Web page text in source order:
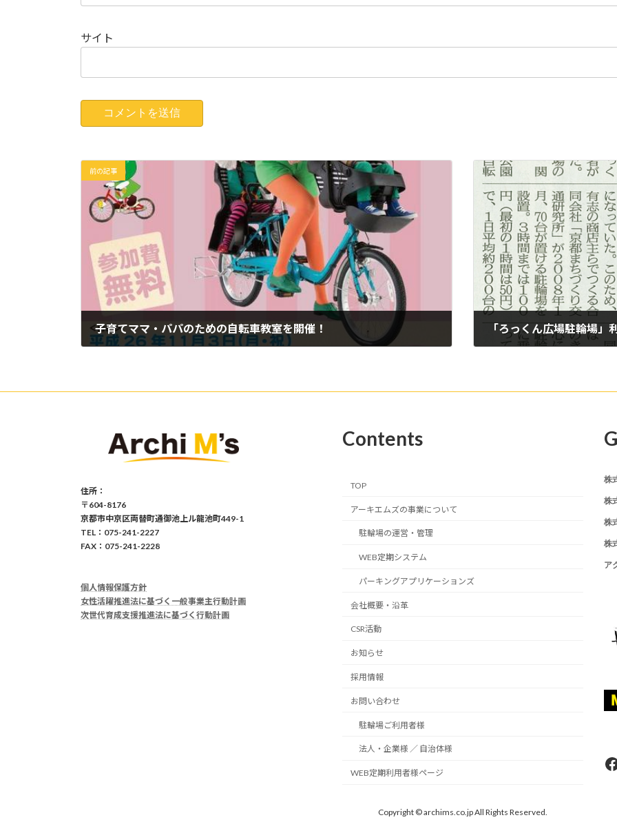
サイト
前の記事
子育てママ・パパのための自転車教室を開催！
住所：
〒604-8176
京都市中京区両替町通御池上ル龍池町449-1
TEL：075-241-2227
FAX：075-241-2228
個人情報保護方針
女性活躍推進法に基づく一般事業主行動計画
次世代育成支援推進法に基づく行動計画
Contents
TOP
アーキエムズの事業について
駐輪場の運営・管理
WEB定期システム
パーキングアプリケーションズ
会社概要・沿革
CSR活動
お知らせ
採用情報
お問い合わせ
駐輪場ご利用者様
法人・企業様 ／ 自治体様
WEB定期利用者様ページ
株
株
株
株
ア
Copyright © archims.co.jp All Rights Reserved.